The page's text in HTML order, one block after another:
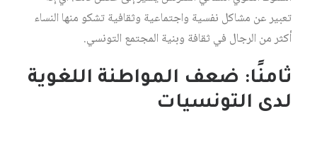
تعبير عن مشاكل نفسية واجتماعية وثقافية تشكو منها النساء
أكثر من الرجال في ثقافة وبنية المجتمع التونسي.
ثامنًا: ضعف المواطنة اللغوية
لدى التونسيات